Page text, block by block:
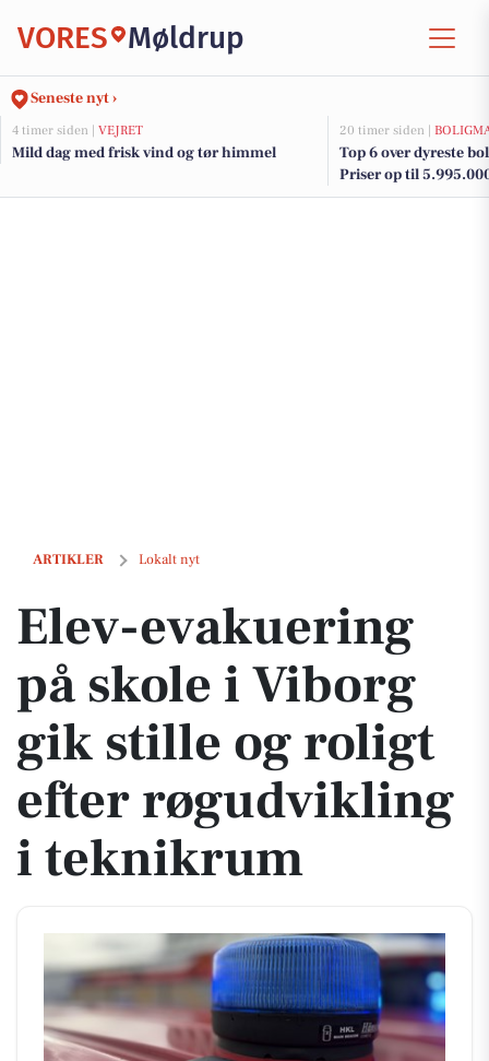
VORES Møldrup
Seneste nyt ›
4 timer siden | VEJRET
Mild dag med frisk vind og tør himmel
20 timer siden |
Top 6 over dyreste
Priser op til
ARTIKLER Lokalt nyt
Elev-evakuering på skole i Viborg gik stille og roligt efter
Elev-evakuering
på skole i Viborg
gik stille og roligt
efter røgudvikling
i teknikrum